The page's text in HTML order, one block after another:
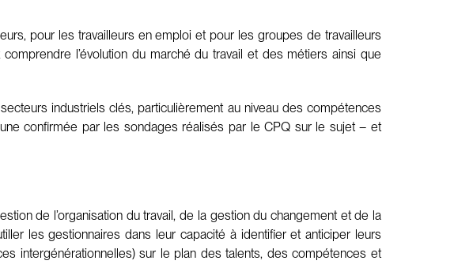
pour les travailleurs en emploi et pour les groupes de travailleurs
l’évolution du marché du travail et des métiers ainsi que
industriels clés, particulièrement au niveau des compétences
confirmée par les sondages réalisés par le CPQ sur le sujet – et
de l’organisation du travail, de la gestion du changement et de la
les gestionnaires dans leur capacité à identifier et anticiper leurs
intergénérationnelles) sur le plan des talents, des compétences et